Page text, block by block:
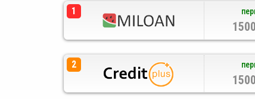
1
2